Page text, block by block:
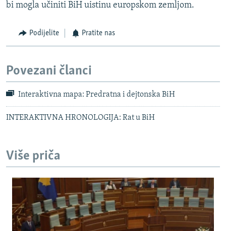
bi mogla učiniti BiH uistinu europskom zemljom.
Podijelite Pratite nas
Povezani članci
Interaktivna mapa: Predratna i dejtonska BiH
INTERAKTIVNA HRONOLOGIJA: Rat u BiH
Više priča